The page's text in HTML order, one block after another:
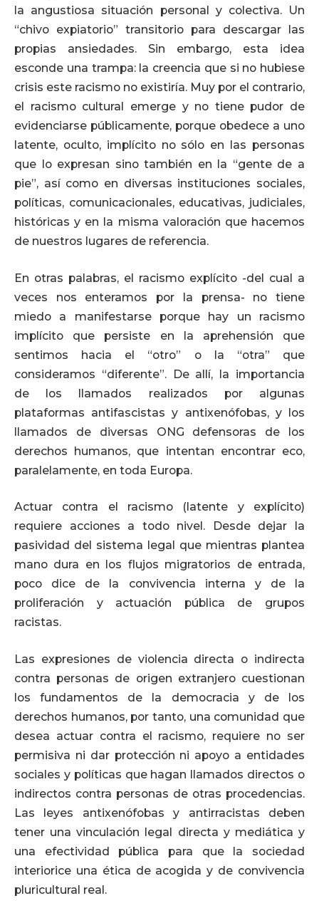
la angustiosa situación personal y colectiva. Un
“chivo expiatorio” transitorio para descargar las
propias ansiedades. Sin embargo, esta idea
esconde una trampa: la creencia que si no hubiese
crisis este racismo no existiría. Muy por el contrario,
el racismo cultural emerge y no tiene pudor de
evidenciarse públicamente, porque obedece a uno
latente, oculto, implícito no sólo en las personas
que lo expresan sino también en la “gente de a
pie”, así como en diversas instituciones sociales,
políticas, comunicacionales, educativas, judiciales,
históricas y en la misma valoración que hacemos
de nuestros lugares de referencia.
En otras palabras, el racismo explícito -del cual a
veces nos enteramos por la prensa- no tiene
miedo a manifestarse porque hay un racismo
implícito que persiste en la aprehensión que
sentimos hacia el “otro” o la “otra” que
consideramos “diferente”. De allí, la importancia
de los llamados realizados por algunas
plataformas antifascistas y antixenófobas, y los
llamados de diversas ONG defensoras de los
derechos humanos, que intentan encontrar eco,
paralelamente, en toda Europa.
Actuar contra el racismo (latente y explícito)
requiere acciones a todo nivel. Desde dejar la
pasividad del sistema legal que mientras plantea
mano dura en los flujos migratorios de entrada,
poco dice de la convivencia interna y de la
proliferación y actuación pública de grupos
racistas.
Las expresiones de violencia directa o indirecta
contra personas de origen extranjero cuestionan
los fundamentos de la democracia y de los
derechos humanos, por tanto, una comunidad que
desea actuar contra el racismo, requiere no ser
permisiva ni dar protección ni apoyo a entidades
sociales y políticas que hagan llamados directos o
indirectos contra personas de otras procedencias.
Las leyes antixenófobas y antirracistas deben
tener una vinculación legal directa y mediática y
una efectividad pública para que la sociedad
interiorice una ética de acogida y de convivencia
pluricultural real.